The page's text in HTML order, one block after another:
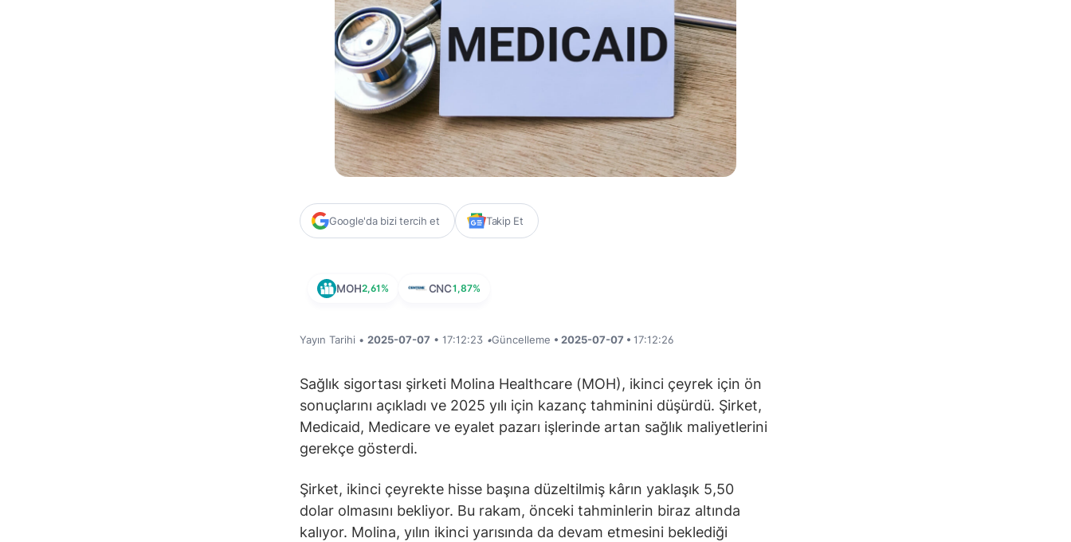
Google'da bizi tercih et Takip Et
MOH2,61% CNC1,87%
Yayın Tarihi • 2025-07-07 • 17:12:23 •Güncelleme • 2025-07-07 • 17:12:26
Sağlık sigortası şirketi Molina Healthcare (MOH), ikinci çeyrek için ön
sonuçlarını açıkladı ve 2025 yılı için kazanç tahminini düşürdü. Şirket,
Medicaid, Medicare ve eyalet pazarı işlerinde artan sağlık maliyetlerini
gerekçe gösterdi.
Şirket, ikinci çeyrekte hisse başına düzeltilmiş kârın yaklaşık 5,50
dolar olmasını bekliyor. Bu rakam, önceki tahminlerin biraz altında
kalıyor. Molina, yılın ikinci yarısında da devam etmesini beklediği